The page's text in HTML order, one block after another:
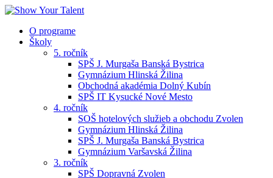
O programe
Školy
5. ročník
SPŠ J. Murgaša Banská Bystrica
Gymnázium Hlinská Žilina
Obchodná akadémia Dolný Kubín
SPŠ IT Kysucké Nové Mesto
4. ročník
SOŠ hotelových služieb a obchodu Zvolen
Gymnázium Hlinská Žilina
SPŠ J. Murgaša Banská Bystrica
Gymnázium Varšavská Žilina
3. ročník
SPŠ Dopravná Zvolen